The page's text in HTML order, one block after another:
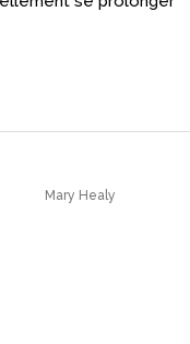
CD Judaïsme
Mary Healy